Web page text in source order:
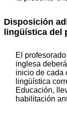
Disposición
lingüística del
El
inglesa
inicio de cada
lingüística
Educación,
habilitación